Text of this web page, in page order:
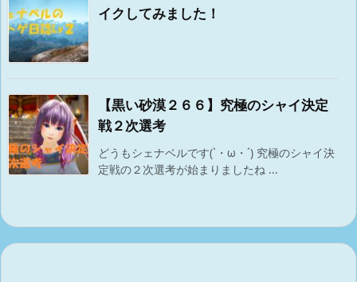
イクしてみました！
【黒い砂漠２６６】究極のシャイ決定
戦２次選考
どうもシェナベルです(`・ω・´) 究極のシャイ決
定戦の２次選考が始まりましたね ...